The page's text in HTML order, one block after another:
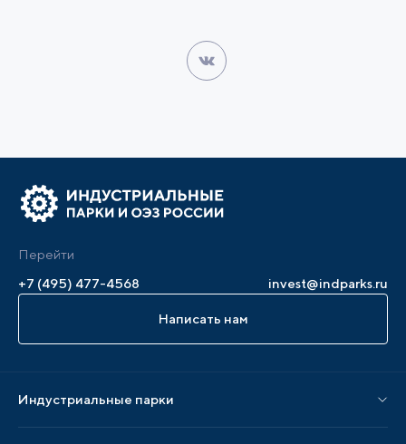
Перейти
+7 (495) 477-4568
invest@indparks.ru
Написать нам
Индустриальные парки